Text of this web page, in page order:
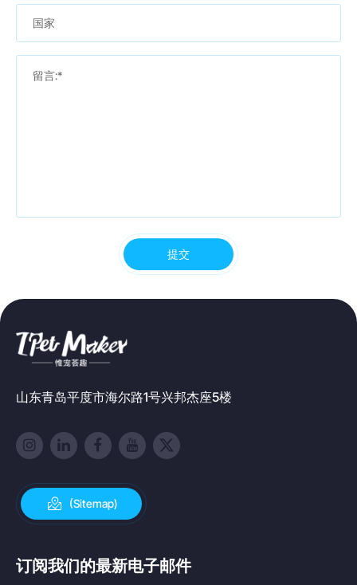
国家
留言:*
提交
山东青岛平度市海尔路1号兴邦杰座5楼
(Sitemap)
订阅我们的最新电子邮件